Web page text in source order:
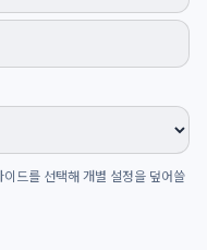
드를 선택해 개별 설정을 덮어쓸